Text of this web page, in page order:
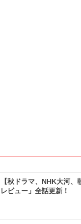
【秋ドラマ、NHK大河
レビュー」全話更新！